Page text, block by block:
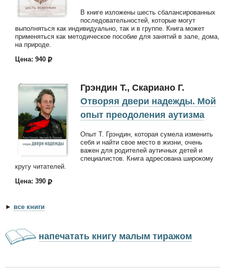
В книге изложены шесть сбалансированных
последовательностей, которые могут
выполняться как индивидуально, так и в группе. Книга может
применяться как методическое пособие для занятий в зале, дома,
на природе.
Цена: 940
Грэндин Т., Скариано Г.
Отворяя двери надежды. Мой
опыт преодоления аутизма
Опыт Т. Грэндин, которая сумела изменить
себя и найти свое место в жизни, очень
важен для родителей аутичных детей и
специалистов. Книга адресована широкому
кругу читателей.
Цена: 390
► все книги
напечатать книгу малым тиражом